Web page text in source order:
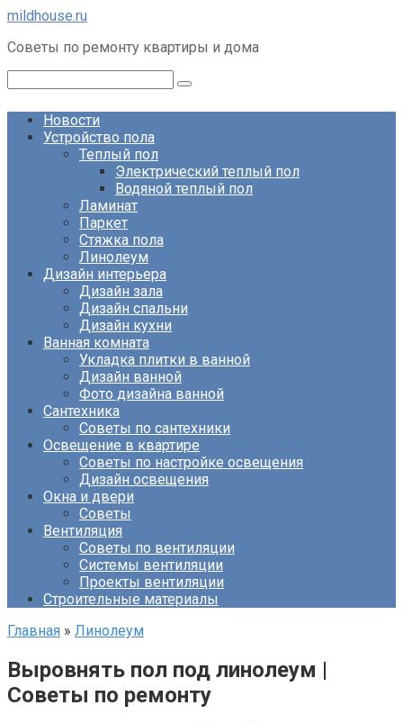
Перейти
контенту
mildhouse.ru
Советы по ремонту квартиры и дома
Новости
Устройство пола
Теплый пол
Электрический теплый пол
Водяной теплый пол
Ламинат
Паркет
Стяжка пола
Линолеум
Дизайн интерьера
Дизайн зала
Дизайн спальни
Дизайн кухни
Ванная комната
Укладка плитки в ванной
Дизайн ванной
Фото дизайна ванной
Сантехника
Советы по сантехники
Освещение в квартире
Советы по настройке освещения
Дизайн освещения
Окна и двери
Советы
Вентиляция
Советы по вентиляции
Системы вентиляции
Проекты вентиляции
Строительные материалы
Главная » Линолеум
Выровнять пол под линолеум |
Советы по ремонту